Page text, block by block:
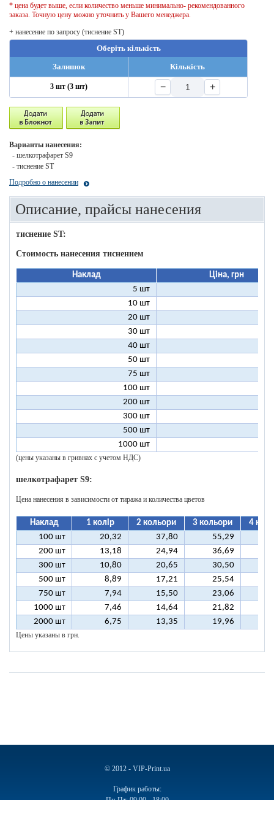
* цена будет выше, если количество меньше минимально- рекомендованного
заказа. Точную цену можно уточнить у Вашего менеджера.
+ нанесение по запросу (тиснение ST)
Оберіть кількість
Залишок
Кількість
3 шт (3 шт) − +
Варианты нанесения:
- шелкотрафарет S9
- тиснение ST
Подробно о нанесении
Описание, прайсы нанесения
тиснение ST:
Стоимость нанесения тиснением
Наклад
Ціна, грн
5 шт
10 шт
20 шт
30 шт
40 шт
50 шт
75 шт
100 шт
200 шт
300 шт
500 шт
1000 шт
(цены указаны в гривнах с учетом НДС)
шелкотрафарет S9:
Цена нанесения в зависимости от тиража и количества цветов
Наклад 1 колір 2 кольори 3 кольори
4
100 шт
20,32 37,80 55,29
200 шт
13,18 24,94 36,69
300 шт
10,80 20,65 30,50
500 шт
8,89 17,21 25,54
750 шт
7,94 15,50 23,06
1000 шт
7,46 14,64 21,82
2000 шт
6,75 13,35 19,96
Цены указаны в грн.
© 2012 - VIP-Print.ua
График работы:
Пн-Пт: 09:00 - 18:00